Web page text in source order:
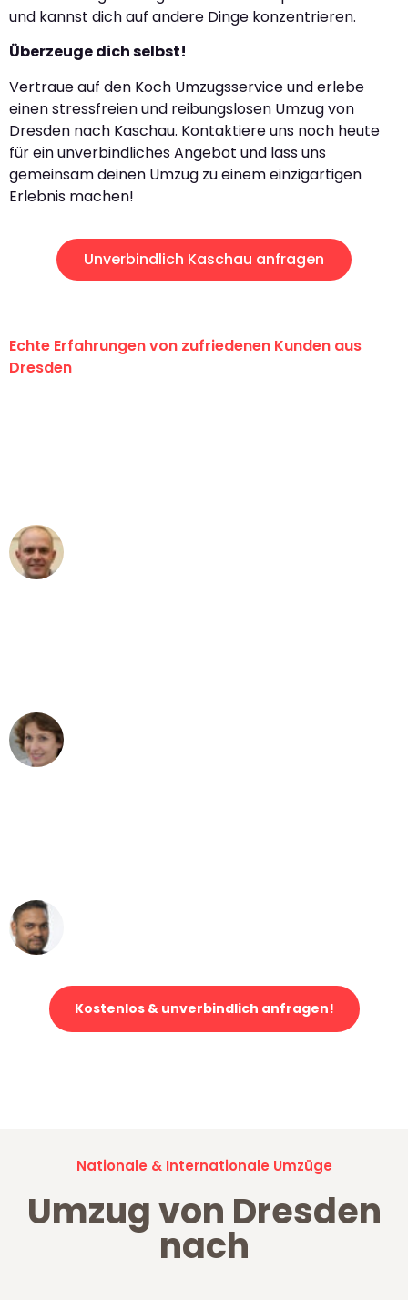
und kannst dich auf andere Dinge konzentrieren.
Überzeuge dich selbst!
Vertraue auf den Koch Umzugsservice und erlebe
einen stressfreien und reibungslosen Umzug von
Dresden nach Kaschau. Kontaktiere uns noch heute
für ein unverbindliches Angebot und lass uns
gemeinsam deinen Umzug zu einem einzigartigen
Erlebnis machen!
Unverbindlich Kaschau anfragen
Echte Erfahrungen von zufriedenen Kunden aus
Dresden
Kostenlos & unverbindlich anfragen!
Nationale & Internationale Umzüge
Umzug von Dresden
nach